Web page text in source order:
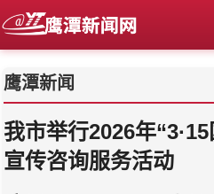
鹰潭新闻
我市举行2026年
宣传咨询服务活动